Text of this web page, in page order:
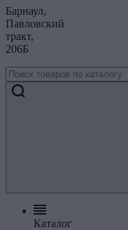
Барнаул,
Павловский
тракт,
206Б
Каталог